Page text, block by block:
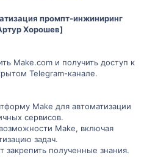
промпт-инжиниринг
Хорошев]
Make.com и получить доступ к
Telegram-канале.
Make для автоматизации
сервисов.
Make, включая
задач.
закрепить полученные знания.